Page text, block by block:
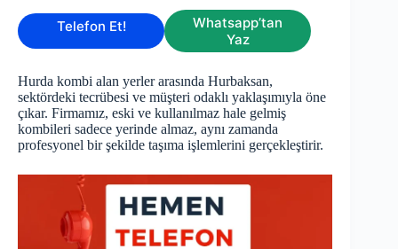
Telefon Et!
Whatsapp’tan
Yaz
Hurda kombi alan yerler arasında Hurbaksan,
sektördeki tecrübesi ve müşteri odaklı yaklaşımıyla öne
çıkar. Firmamız, eski ve kullanılmaz hale gelmiş
kombileri sadece yerinde almaz, aynı zamanda
profesyonel bir şekilde taşıma işlemlerini gerçekleştirir.